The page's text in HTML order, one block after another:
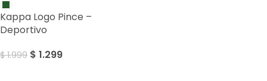
Kappa Logo Pince –
Deportivo
$1.999 $ 1.299